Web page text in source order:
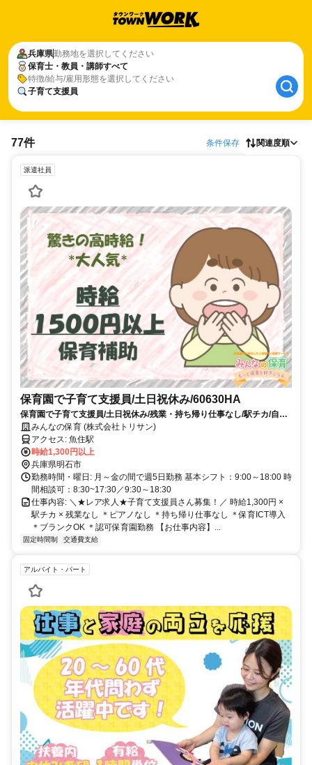
兵庫県勤務地を選択してください
保育士・教員・講師すべて
特徴/給与/雇用形態を選択してください
子育て支援員
77件 条件保存 関連度順
派遣社員
保育園で子育て支援員/土日祝休み/60630HA
保育園で子育て支援員/土日祝休み/残業・持ち帰り仕事なし/駅チカ/自転
車・バイク通勤OK/60630HA
みんなの保育 (株式会社トリサン)
アクセス: 魚住駅
時給1,300円以上
兵庫県明石市
勤務時間・曜日: 月～金の間で週5日勤務 基本シフト：9:00～18:00 時
間相談可：8:30~17:30／9:30～18:30
仕事内容: ＼★レア求人★子育て支援員さん募集！／ 時給1,300円 ×
駅チカ × 残業なし ＊ピアノなし ＊持ち帰り仕事なし ＊保育ICT導入
＊ブランクOK ＊認可保育園勤務 【お仕事内容】...
固定時間制 交通費支給
アルバイト・パート